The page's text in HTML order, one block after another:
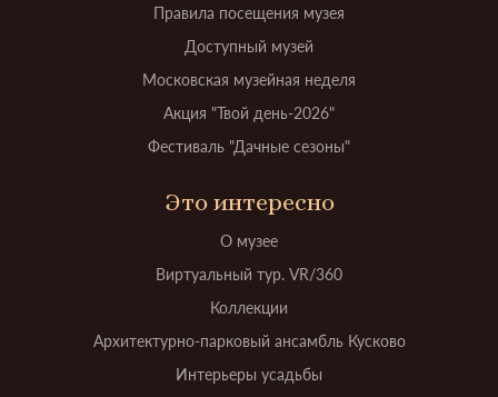
Правила посещения музея
Доступный музей
Московская музейная неделя
Акция "Твой день-2026"
Фестиваль "Дачные сезоны"
Это интересно
О музее
Виртуальный тур. VR/360
Коллекции
Архитектурно-парковый ансамбль Кусково
Интерьеры усадьбы